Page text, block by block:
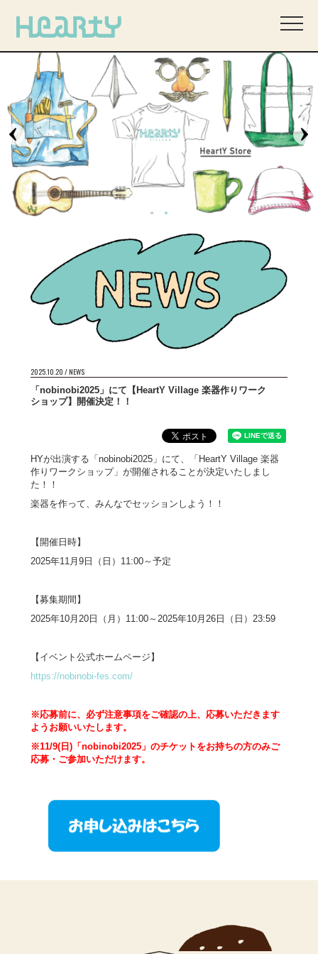
2025.10.20 NEWS
「nobinobi2025」にて【HeartY Village 楽器作りワーク
ショップ】開催決定！！
HYが出演する「nobinobi2025」にて、「HeartY Village 楽器
作りワークショップ」が開催されることが決定いたしまし
た！！
楽器を作って、みんなでセッションしよう！！
【開催日時】
2025年11月9日（日）11:00～予定
【募集期間】
2025年10月20日（月）11:00～2025年10月26日（日）23:59
【イベント公式ホームページ】
https://nobinobi-fes.com/
※応募前に、必ず注意事項をご確認の上、応募いただきます
ようお願いいたします。
※11/9(日)「nobinobi2025」のチケットをお持ちの方のみご
応募・ご参加いただけます。